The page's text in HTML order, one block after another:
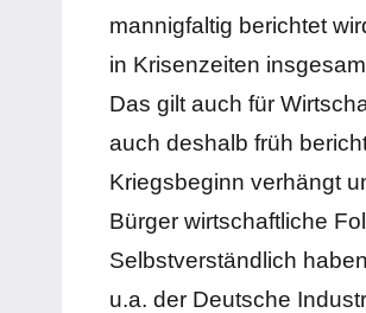
mannigfaltig berichtet
in Krisenzeiten
Das gilt auch für
auch deshalb früh
Kriegsbeginn verhängt
Bürger wirtschaftliche
Selbstverständlich
u.a. der Deutsche